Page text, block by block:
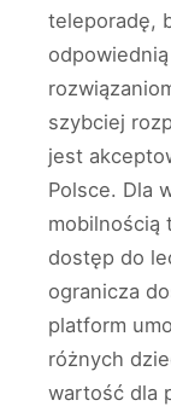
teleporadę,
szybciej
jest
Polsce. Dla
mobilnością
dostęp do
ogranicza
platform
różnych
wartość dla